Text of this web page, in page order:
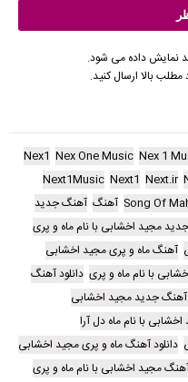
نمایش داده می شود.
بالا ارسال کنید.
Nex 1
Nex One Music
Nex1
Next.ir
Next1
Next1Music
Song Of آهنگ آهنگ جدید
مجید اخشابی با نام ماه و پری
آهنگ ماه و پری مجید اخشابی
با نام ماه و پری دانلود آهنگ
آهنگ جدید مجید اخشابی
با نام ماه دل آرا
دانلود آهنگ ماه و پری مجید اخشابی
آهنگ مجید اخشابی با نام ماه و پری